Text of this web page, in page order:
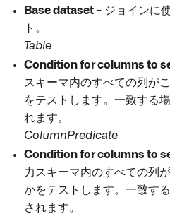
Base dataset - ジョインに
ト。
Table
Condition for columns to
スキーマ内のすべての列が
をテストします。一致する
れます。
ColumnPredicate
Condition for columns to
力スキーマ内のすべての列
かをテストします。一致す
されます。